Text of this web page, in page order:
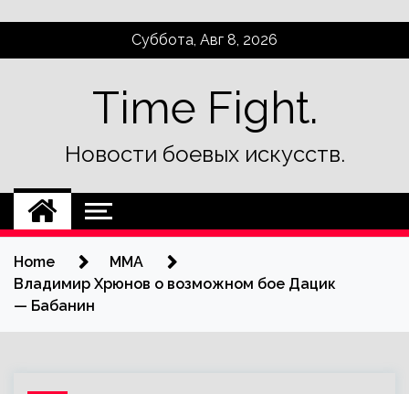
Суббота, Авг 8, 2026
Time Fight.
Новости боевых искусств.
Home
ММА
Владимир Хрюнов о возможном бое Дацик
— Бабанин